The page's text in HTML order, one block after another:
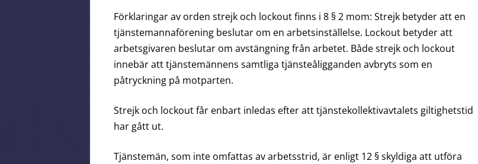
Förklaringar av orden strejk och lockout finns i 8 § 2 mom: Strejk betyder att en
tjänstemannaförening beslutar om en arbetsinställelse. Lockout betyder att
arbetsgivaren beslutar om avstängning från arbetet. Både strejk och lockout
innebär att tjänstemännens samtliga tjänsteåligganden avbryts som en
påtryckning på motparten.
Strejk och lockout får enbart inledas efter att tjänstekollektivavtalets giltighetstid
har gått ut.
Tjänstemän, som inte omfattas av arbetsstrid, är enligt 12 § skyldiga att utföra